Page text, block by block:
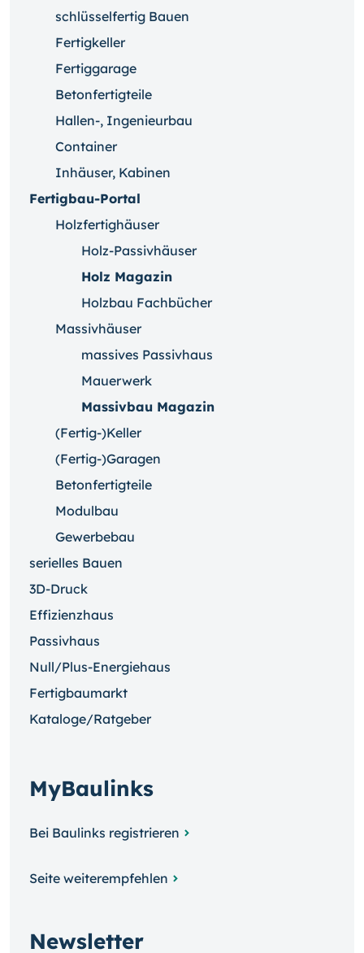
schlüsselfertig Bauen
Fertigkeller
Fertiggarage
Betonfertigteile
Hallen-, Ingenieurbau
Container
Inhäuser, Kabinen
Fertigbau-Portal
Holzfertighäuser
Holz-Passivhäuser
Holz Magazin
Holzbau Fachbücher
Massivhäuser
massives Passivhaus
Mauerwerk
Massivbau Magazin
(Fertig-)Keller
(Fertig-)Garagen
Betonfertigteile
Modulbau
Gewerbebau
serielles Bauen
3D-Druck
Effizienzhaus
Passivhaus
Null/Plus-Energiehaus
Fertigbaumarkt
Kataloge/Ratgeber
MyBaulinks
Bei Baulinks registrieren
Seite weiterempfehlen
Newsletter